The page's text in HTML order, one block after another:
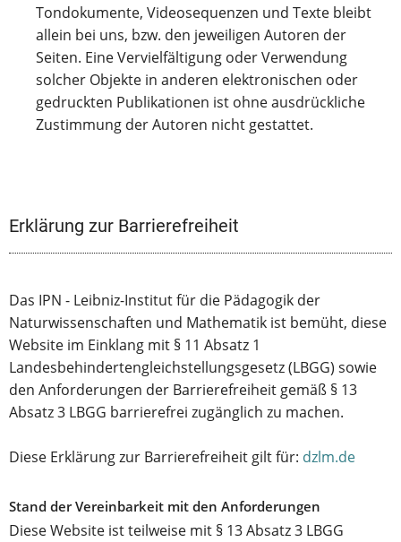
Tondokumente, Videosequenzen und Texte bleibt
allein bei uns, bzw. den jeweiligen Autoren der
Seiten. Eine Vervielfältigung oder Verwendung
solcher Objekte in anderen elektronischen oder
gedruckten Publikationen ist ohne ausdrückliche
Zustimmung der Autoren nicht gestattet.
Erklärung zur Barrierefreiheit
Das IPN - Leibniz-Institut für die Pädagogik der
Naturwissenschaften und Mathematik ist bemüht, diese
Website im Einklang mit § 11 Absatz 1
Landesbehindertengleichstellungsgesetz (LBGG) sowie
den Anforderungen der Barrierefreiheit gemäß § 13
Absatz 3 LBGG barrierefrei zugänglich zu machen.
Diese Erklärung zur Barrierefreiheit gilt für: dzlm.de
Stand der Vereinbarkeit mit den Anforderungen
Diese Website ist teilweise mit § 13 Absatz 3 LBGG